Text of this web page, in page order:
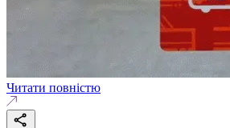
Читати повністю